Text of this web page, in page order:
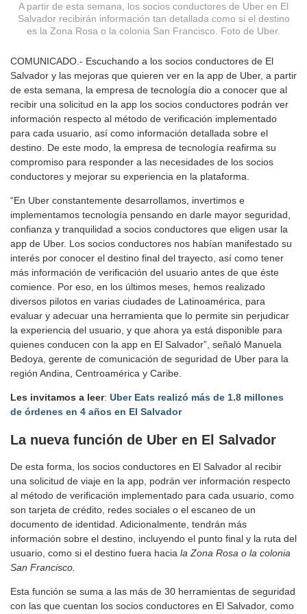
A partir de esta semana, los socios conductores de Uber en El
Salvador recibirán información tan detallada como si el destino
es la Zona Rosa o la colonia San Francisco. Foto de Uber.
COMUNICADO.- Escuchando a los socios conductores de El
Salvador y las mejoras que quieren ver en la app de Uber, a partir
de esta semana, la empresa de tecnología dio a conocer que al
recibir una solicitud en la app los socios conductores podrán ver
información respecto al método de verificación implementado
para cada usuario, así como información detallada sobre el
destino. De este modo, la empresa de tecnología reafirma su
compromiso para responder a las necesidades de los socios
conductores y mejorar su experiencia en la plataforma.
“En Uber constantemente desarrollamos, invertimos e
implementamos tecnología pensando en darle mayor seguridad,
confianza y tranquilidad a socios conductores que eligen usar la
app de Uber. Los socios conductores nos habían manifestado su
interés por conocer el destino final del trayecto, así como tener
más información de verificación del usuario antes de que éste
comience. Por eso, en los últimos meses, hemos realizado
diversos pilotos en varias ciudades de Latinoamérica, para
evaluar y adecuar una herramienta que lo permite sin perjudicar
la experiencia del usuario, y que ahora ya está disponible para
quienes conducen con la app en El Salvador”, señaló Manuela
Bedoya, gerente de comunicación de seguridad de Uber para la
región Andina, Centroamérica y Caribe.
Les invitamos a leer: Uber Eats realizó más de 1.8 millones
de órdenes en 4 años en El Salvador
La nueva función de Uber en El Salvador
De esta forma, los socios conductores en El Salvador al recibir
una solicitud de viaje en la app, podrán ver información respecto
al método de verificación implementado para cada usuario, como
son tarjeta de crédito, redes sociales o el escaneo de un
documento de identidad. Adicionalmente, tendrán más
información sobre el destino, incluyendo el punto final y la ruta del
usuario, como si el destino fuera hacia la Zona Rosa o la colonia
San Francisco.
Esta función se suma a las más de 30 herramientas de seguridad
con las que cuentan los socios conductores en El Salvador, como